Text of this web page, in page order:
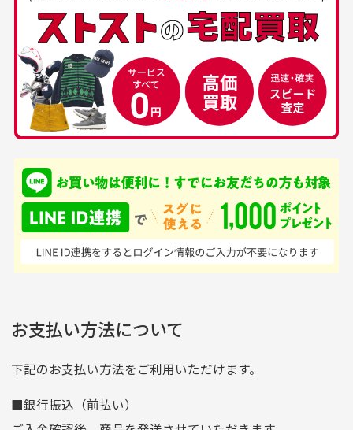
30代男性
中古ゴルフウェアの
品揃えがすごい
て、ここまでゴルフブラ
ンドの取り扱いがあるの
はすごい。 毎日たくさ
んの商品がアップされて
いるので新作チェックす
50代男性
安心して中古ウェア
を買えるお店です
品ですが綺麗に梱包され
ており商品を大切にして
いる感が伝わってきまし
た 「フロント部分に汚
れあり」と記載ありまし
[…]
下さい。
お気に入り機能をご利用下さい。
経年劣化について
当店では商品の管理には細心の注意を払っておりま
すが、経年により素材の劣化やパーツの強度低下が
生じている場合がございます。
銀行振込（前払い）
入金確認後商品発送となります。
※土曜、日曜、祝日は入金確認及び発送業務は致しておりま
せん。
尚、お振込み手数料はお客様ご負担となります。入金確認後
商品発送となります。
ご注文頂いてから7日以内をお振込み期限とさせ
りますのでご了承くださいませ。
支店名
和歌山支店
口座種別
普通
申し込まれた商品と届いた商品が異なっている場合
商品説明に記載されていない汚れやダメージがある商品
の場合
お支払い方法について
下記のお支払い方法をご利用いただけます。
■銀行振込（前払い）